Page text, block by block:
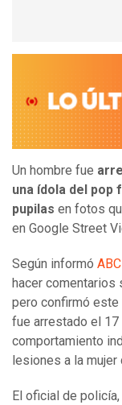
Un hombre fue
una ídola del pop
pupilas en fotos
en Google Street
Según informó
hacer
pero confirmó este
fue arrestado el
comportamiento
lesiones a la mujer
El oficial de